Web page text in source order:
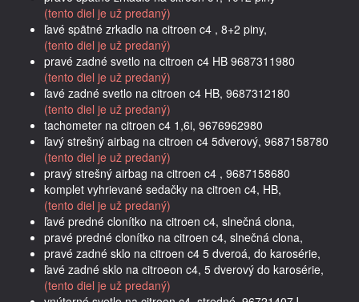
(tento diel je už predaný)
ľavé spätné zrkadlo na citroen c4 , 8+2 piny,
(tento diel je už predaný)
pravé zadné svetlo na citroen c4 HB 9687311980
(tento diel je už predaný)
ľavé zadné svetlo na citroen c4 HB, 9687312180
(tento diel je už predaný)
tachometer na citroen c4 1,6i, 9676962980
ľavý strešný airbag na citroen c4 5dverový, 9687158780
(tento diel je už predaný)
pravý strešný airbag na citroen c4 , 9687158680
komplet vyhrievané sedačky na citroen c4, HB,
(tento diel je už predaný)
ľavé predné clonítko na citroen c4, slnečná clona,
pravé predné clonítko na citroen c4, slnečná clona,
pravé zadné sklo na citroen c4 5 dveroá, do karosérie,
ľavé zadné sklo na citroeon c4, 5 dverový do karosérie,
(tento diel je už predaný)